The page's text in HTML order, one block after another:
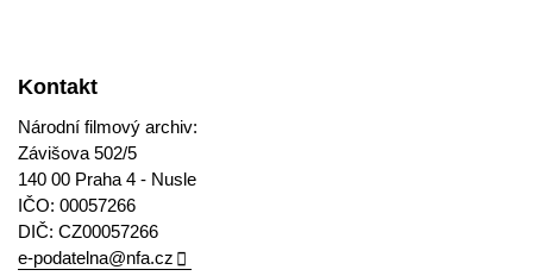
Kontakt
Národní filmový archiv:
Závišova 502/5
140 00 Praha 4 - Nusle
IČO: 00057266
DIČ: CZ00057266
e-podatelna@nfa.cz